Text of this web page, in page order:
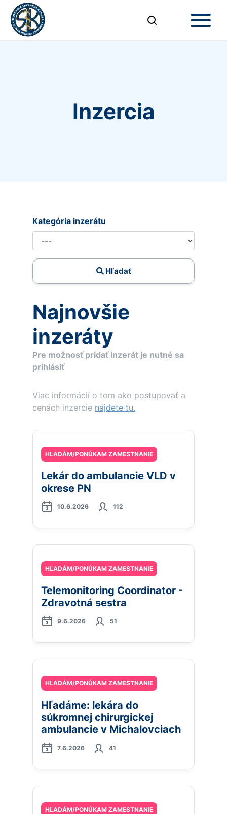
Inzercia
Kategória inzerátu
Hľadať
Najnovšie
inzeráty
Pre možnosť pridať inzerát je nutné sa
prihlásiť
Viac informácií o tom ako postupovať a
cenách inzercie nájdete tu.
HĽADÁM/PONÚKAM ZAMESTNANIE
Lekár do ambulancie VLD v
okrese PN
10.6.2026 112
HĽADÁM/PONÚKAM ZAMESTNANIE
Telemonitoring Coordinator -
Zdravotná sestra
9.6.2026 51
HĽADÁM/PONÚKAM ZAMESTNANIE
Hľadáme: lekára do
súkromnej chirurgickej
ambulancie v Michalovciach
7.6.2026 41
HĽADÁM/PONÚKAM ZAMESTNANIE